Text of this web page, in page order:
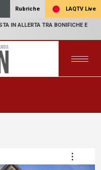
Rubriche LAQTV Live
IN ALLERTA TRA BONIFICHE E